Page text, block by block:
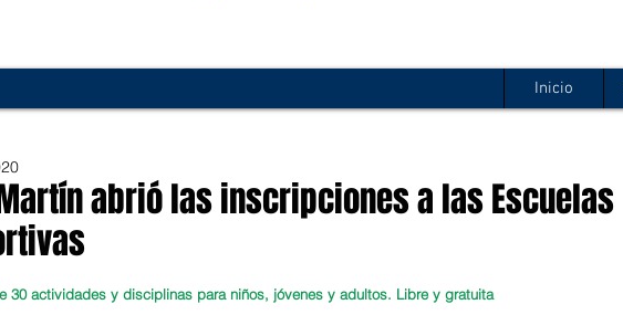
Inicio
abrió las inscripciones a las Escuelas
30 actividades y disciplinas para niños, jóvenes y adultos. Libre y gratuita